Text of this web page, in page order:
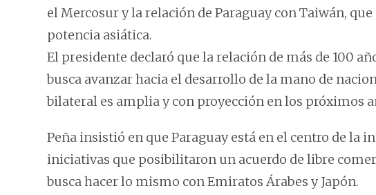
el Mercosur y la relación de Paraguay con Taiwán,
potencia asiática.
El presidente declaró que la relación de más de 100
busca avanzar hacia el desarrollo de la mano de
bilateral es amplia y con proyección en los próximos
Peña insistió en que Paraguay está en el centro de la
iniciativas que posibilitaron un acuerdo de libre
busca hacer lo mismo con Emiratos Árabes y Japón.